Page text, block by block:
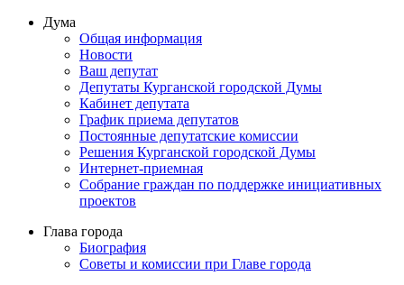
Дума
Общая информация
Новости
Ваш депутат
Депутаты Курганской городской Думы
Кабинет депутата
График приема депутатов
Постоянные депутатские комиссии
Решения Курганской городской Думы
Интернет-приемная
Собрание граждан по поддержке инициативных
проектов
Глава города
Биография
Советы и комиссии при Главе города